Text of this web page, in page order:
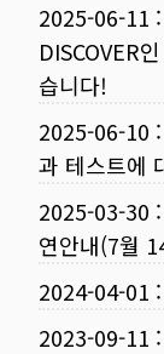
2025-06-11 :
DISCOVER
습니다!
2025-06-10 :
과 테스트에
2025-03-30 :
연안내(7월
2024-04-01 :
2023-09-11 :